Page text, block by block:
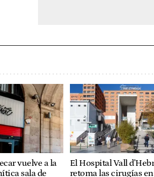
vuelve a la
sala de
El Hospital Vall
retoma las cirugías en